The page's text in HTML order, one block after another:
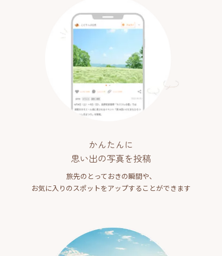
かんたんに
思い出の写真を投稿
旅先のとっておきの瞬間や、
お気に入りのスポットをアップすることができます